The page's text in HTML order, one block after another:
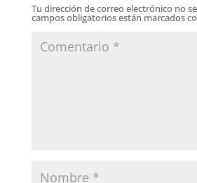
Tu dirección de correo electrónico no
campos obligatorios están marcados